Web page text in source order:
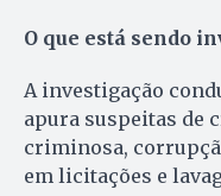
O que está sendo
A investigação
apura suspeitas de
criminosa,
em licitações e